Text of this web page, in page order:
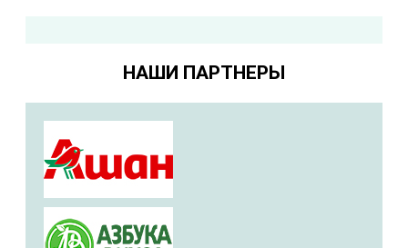
НАШИ ПАРТНЕРЫ